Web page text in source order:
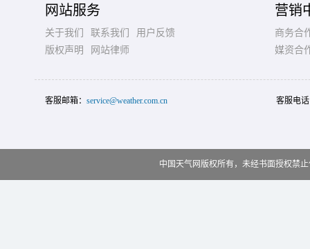
网站服务
关于我们 联系我们
用户反馈
版权声明
网站律师
营销
商务合
媒资合
客服邮箱： service@weather.com.cn 客服电
中国天气网版权所有，未经书面授权